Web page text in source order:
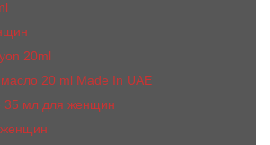
20ml
20 ml Made In UAE
мл для женщин